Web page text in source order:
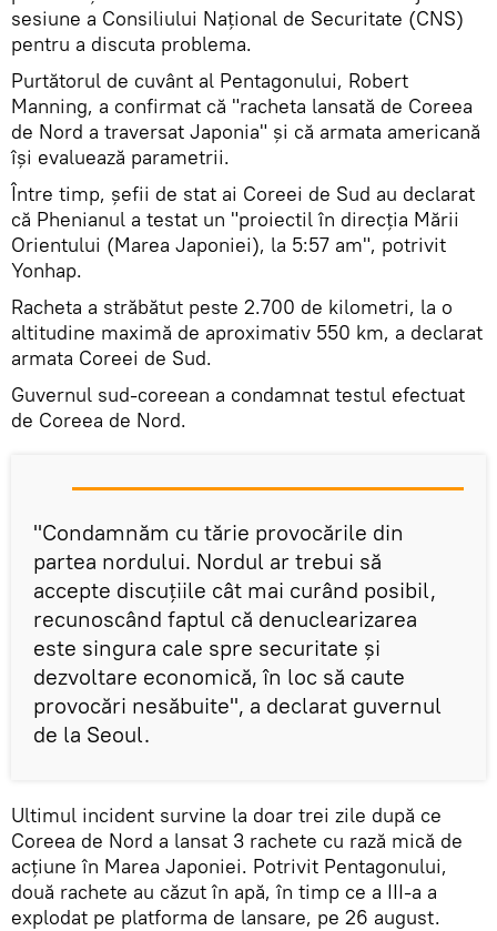
sesiune a Consiliului Național de Securitate (CNS)
pentru a discuta problema.
Purtătorul de cuvânt al Pentagonului, Robert
Manning, a confirmat că "racheta lansată de Coreea
de Nord a traversat Japonia" și că armata americană
își evaluează parametrii.
Între timp, șefii de stat ai Coreei de Sud au declarat
că Phenianul a testat un "proiectil în direcția Mării
Orientului (Marea Japoniei), la 5:57 am", potrivit
Yonhap.
Racheta a străbătut peste 2.700 de kilometri, la o
altitudine maximă de aproximativ 550 km, a declarat
armata Coreei de Sud.
Guvernul sud-coreean a condamnat testul efectuat
de Coreea de Nord.
"Condamnăm cu tărie provocările din
partea nordului. Nordul ar trebui să
accepte discuțiile cât mai curând posibil,
recunoscând faptul că denuclearizarea
este singura cale spre securitate și
dezvoltare economică, în loc să caute
provocări nesăbuite", a declarat guvernul
de la Seoul.
Ultimul incident survine la doar trei zile după ce
Coreea de Nord a lansat 3 rachete cu rază mică de
acțiune în Marea Japoniei. Potrivit Pentagonului,
două rachete au căzut în apă, în timp ce a III-a a
explodat pe platforma de lansare, pe 26 august.